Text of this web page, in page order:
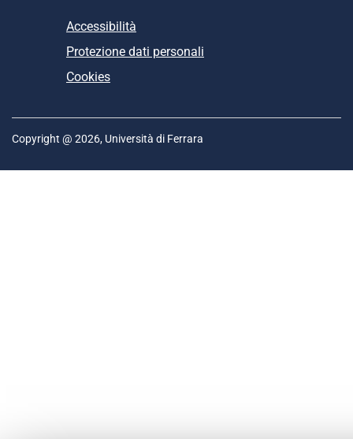
Accessibilità
Protezione dati personali
Cookies
Copyright @ 2026, Università di Ferrara